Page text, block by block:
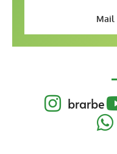
Mail
brarbe